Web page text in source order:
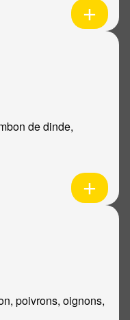
de dinde,
poivrons, oignons,